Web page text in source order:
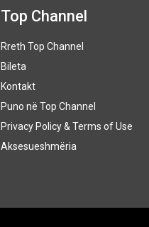
Top Channel
Rreth Top Channel
Bileta
Kontakt
Puno në Top Channel
Privacy Policy & Terms of Use
Aksesueshmëria